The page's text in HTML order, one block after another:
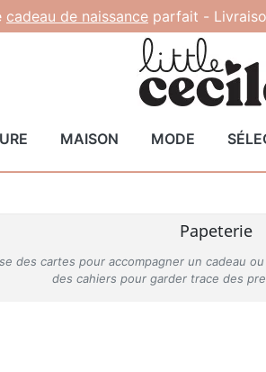
cadeau de naissance parfait -
MAISON MODE
Papeterie
des cartes pour accompagner un cadeau
des cahiers pour garder trace des